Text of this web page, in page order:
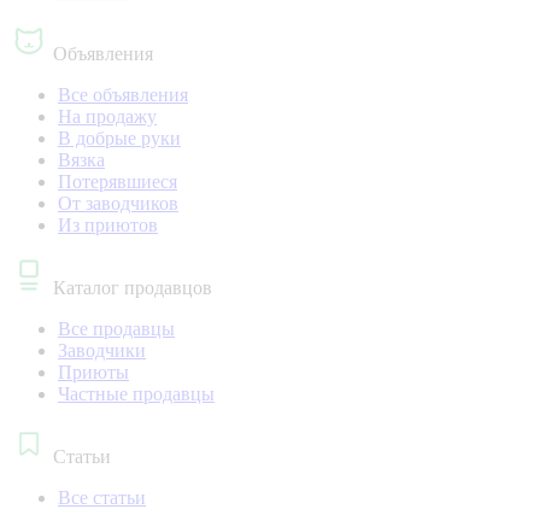
Объявления
Все объявления
На продажу
В добрые руки
Вязка
Потерявшиеся
От заводчиков
Из приютов
Каталог продавцов
Все продавцы
Заводчики
Приюты
Частные продавцы
Статьи
Все статьи